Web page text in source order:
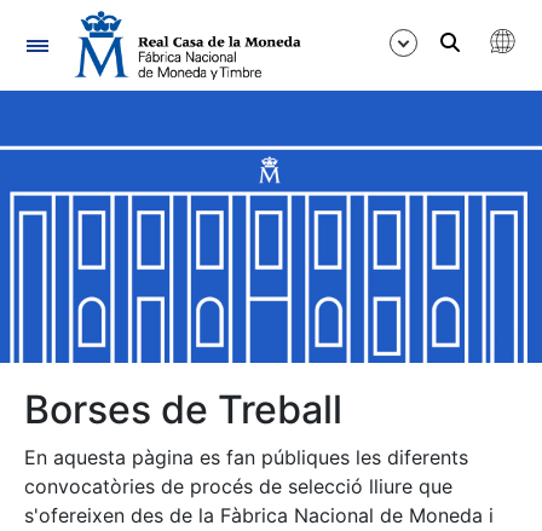
Navegació
Mostra/Amaga
Mostra/Amaga
Mostra/Amaga
Mostra/Amaga
Borses de Treball
En aquesta pàgina es fan públiques les diferents
convocatòries de procés de selecció lliure que
s'ofereixen des de la Fàbrica Nacional de Moneda i